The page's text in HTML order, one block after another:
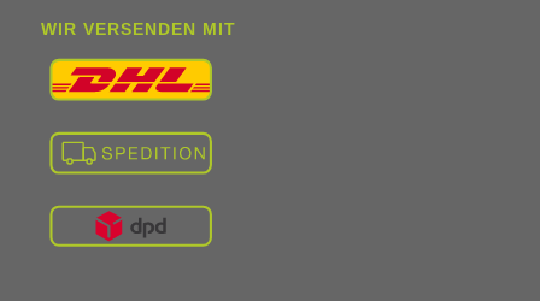
WIR VERSENDEN MIT